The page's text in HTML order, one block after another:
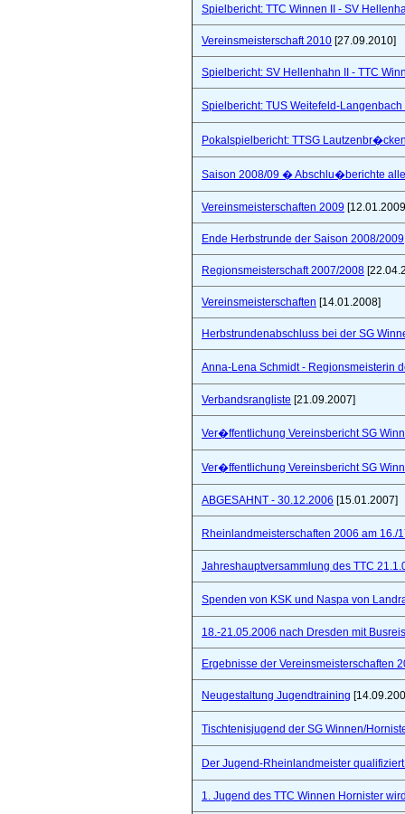
Spielbericht: TTC Winnen II - SV
Vereinsmeisterschaft 2010 [27.09.2010]
Spielbericht: SV Hellenhahn II - TTC
Spielbericht: TUS Weitefeld-
Pokalspielbericht: TTSG
Saison 2008/09 � Abschlu�berichte
Vereinsmeisterschaften 2009
Ende Herbstrunde der Saison 2008/2009
Regionsmeisterschaft 2007/2008
Vereinsmeisterschaften [14.01.2008]
Herbstrundenabschluss bei der SG
Anna-Lena Schmidt - Regionsmeisterin
Verbandsrangliste [21.09.2007]
Ver�ffentlichung Vereinsbericht SG
Ver�ffentlichung Vereinsbericht SG
ABGESAHNT - 30.12.2006 [15.01.2007]
Rheinlandmeisterschaften 2006 am
Jahreshauptversammlung des TTC
Spenden von KSK und Naspa von
18.-21.05.2006 nach Dresden mit
Ergebnisse der Vereinsmeisterschaften
Neugestaltung Jugendtraining
Tischtenisjugend der SG Winnen/
Der Jugend-Rheinlandmeister
1. Jugend des TTC Winnen Hornister